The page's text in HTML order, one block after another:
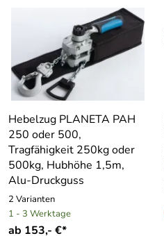
Hebelzug PLANETA PAH
250 oder 500,
Tragfähigkeit 250kg oder
500kg, Hubhöhe 1,5m,
Alu-Druckguss
2 Varianten
1 - 3 Werktage
ab 153,- €*